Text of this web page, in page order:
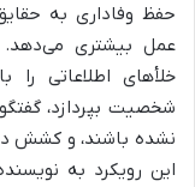
حفظ وفاداری به
عمل بیشتری می‌دهد.
خلأهای اطلاعاتی
شخصیت بپردازد،
نشده باشند، و کشش
این رویکرد به